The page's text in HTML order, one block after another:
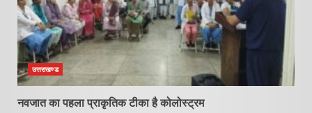
उत्तराखण्ड
नवजात का पहला प्राकृतिक टीका है कोलोस्ट्रम